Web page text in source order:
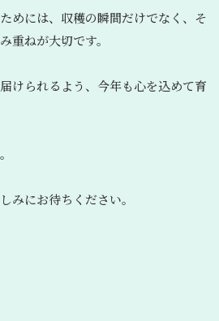
めには、収穫の瞬間だけでなく、そ
重ねが大切です。
けられるよう、今年も心を込めて育
みにお待ちください。